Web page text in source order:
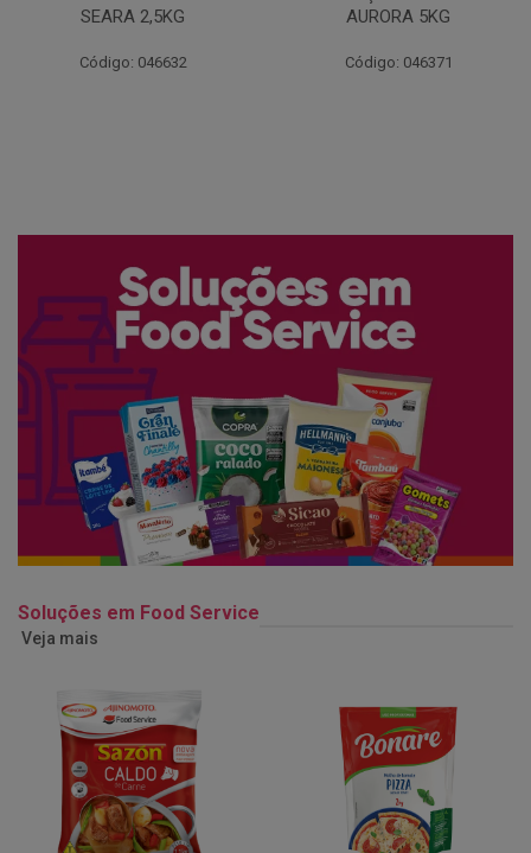
AURORA 5KG
Código: 046371
FATIADO PAKAN 200G
Código: 061522
Soluções em Food Service
Veja mais